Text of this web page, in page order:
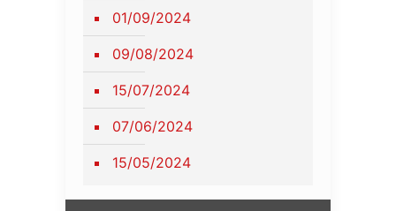
01/09/2024
09/08/2024
15/07/2024
07/06/2024
15/05/2024